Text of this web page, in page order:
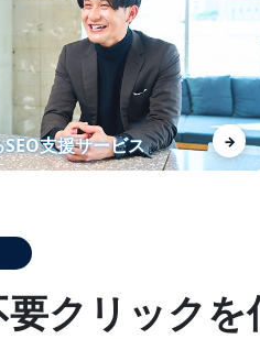
位まで回復
分析に納得感があります！ 上
化したKWの安定にも期待して
【自社事例】ランクエストがSE
O導入事例数を増やして得られ
支援サービス →
クリックを